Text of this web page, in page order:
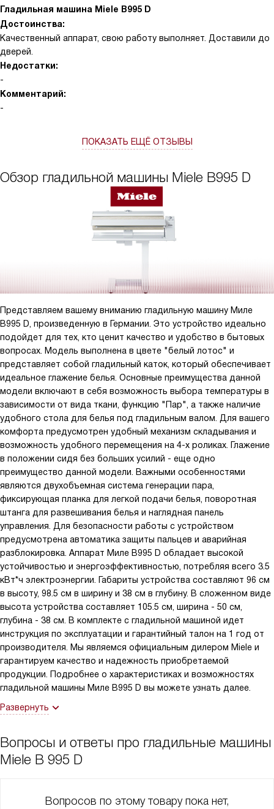
Гладильная машина Miele B995 D
Достоинства:
Качественный аппарат, свою работу выполняет. Доставили до
дверей.
Недостатки:
-
Комментарий:
-
ПОКАЗАТЬ ЕЩЁ ОТЗЫВЫ
Обзор гладильной машины Miele B995 D
Представляем вашему вниманию гладильную машину Миле
B995 D, произведенную в Германии. Это устройство идеально
подойдет для тех, кто ценит качество и удобство в бытовых
вопросах. Модель выполнена в цвете "белый лотос" и
представляет собой гладильный каток, который обеспечивает
идеальное глажение белья. Основные преимущества данной
модели включают в себя возможность выбора температуры в
зависимости от вида ткани, функцию "Пар", а также наличие
удобного стола для белья под гладильным валом. Для вашего
комфорта предусмотрен удобный механизм складывания и
возможность удобного перемещения на 4-х роликах. Глажение
в положении сидя без больших усилий - еще одно
преимущество данной модели. Важными особенностями
являются двухобъемная система генерации пара,
фиксирующая планка для легкой подачи белья, поворотная
штанга для развешивания белья и наглядная панель
управления. Для безопасности работы с устройством
предусмотрена автоматика защиты пальцев и аварийная
разблокировка. Аппарат Миле B995 D обладает высокой
устойчивостью и энергоэффективностью, потребляя всего 3.5
кВт*ч электроэнергии. Габариты устройства составляют 96 см
в высоту, 98.5 см в ширину и 38 см в глубину. В сложенном виде
высота устройства составляет 105.5 см, ширина - 50 см,
глубина - 38 см. В комплекте с гладильной машиной идет
инструкция по эксплуатации и гарантийный талон на 1 год от
производителя. Мы являемся официальным дилером Miele и
гарантируем качество и надежность приобретаемой
продукции. Подробнее о характеристиках и возможностях
гладильной машины Миле B995 D вы можете узнать далее.
Развернуть
Вопросы и ответы про гладильные машины
Miele B 995 D
Вопросов по этому товару пока нет,